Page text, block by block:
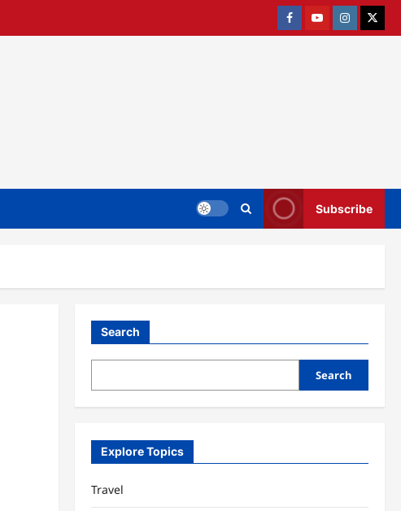
FacebookYoutubeInstagramtwitter
Subscribe
Search
Search
Explore Topics
Travel